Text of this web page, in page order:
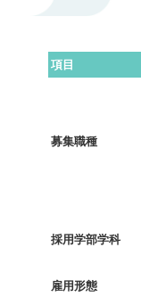
項目
募集職種
採用学部学科
雇用形態